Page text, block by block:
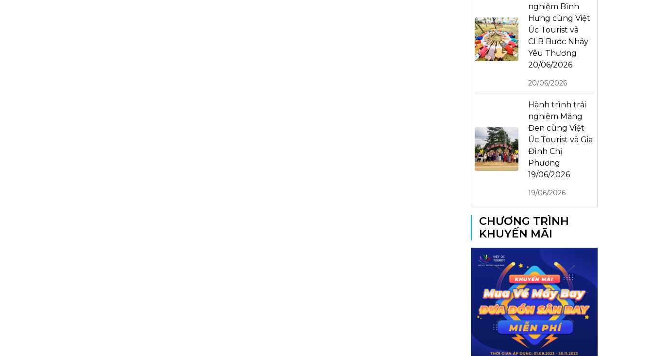
nghiệm Bình
Hưng cùng Việt
Úc Tourist và
CLB Bước Nhảy
Yêu Thương
20/06/2026
20/06/2026
Hành trình trải
nghiệm Măng
Đen cùng Việt
Úc Tourist và Gia
Đình Chị
Phương
19/06/2026
19/06/2026
CHƯƠNG TRÌNH
KHUYẾN MÃI